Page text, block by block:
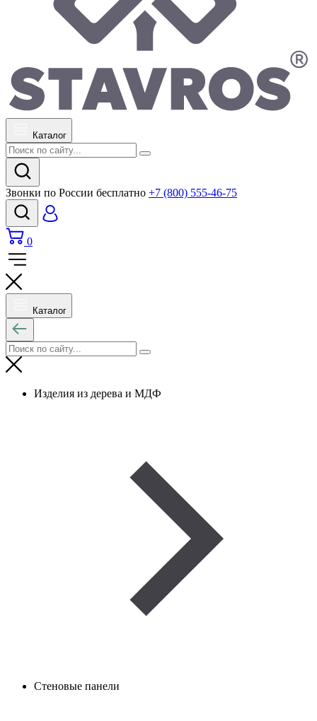
Каталог
Звонки по России бесплатно +7 (800) 555-46-75
0
Каталог
Изделия из дерева и МДФ
Стеновые панели